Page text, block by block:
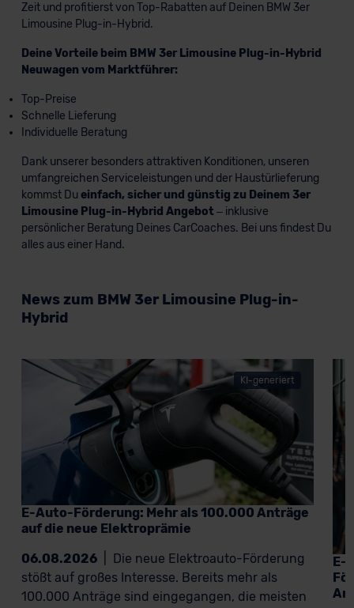
Zeit und profitierst von Top-Rabatten auf Deinen BMW 3er
Limousine Plug-in-Hybrid.
Deine Vorteile beim BMW 3er Limousine Plug-in-Hybrid
Neuwagen vom Marktführer:
Top-Preise
Schnelle Lieferung
Individuelle Beratung
Dank unserer besonders attraktiven Konditionen, unseren
umfangreichen Serviceleistungen und der Haustürlieferung
kommst Du einfach, sicher und günstig zu Deinem 3er
Limousine Plug-in-Hybrid Angebot – inklusive
persönlicher Beratung Deines CarCoaches. Bei uns findest Du
alles aus einer Hand.
News zum BMW 3er Limousine Plug-in-
Hybrid
KI-generiert
E-Auto-Förderung: Mehr als 100.000 Anträge
auf die neue Elektroprämie
06.08.2026
Die neue Elektroauto-Förderung
stößt auf großes Interesse. Bereits mehr als
100.000 Anträge sind eingegangen, die meisten
E-